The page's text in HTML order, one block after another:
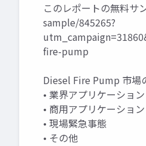
このレポートの無料サ
sample/845265?
fire-pump
Diesel Fire Pump 市場
• 業界アプリケーション
• 商用アプリケーション
• 現場緊急事態
• その他